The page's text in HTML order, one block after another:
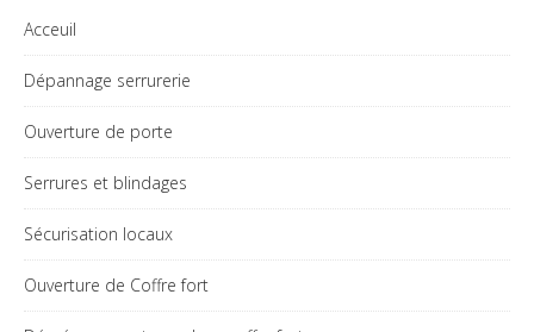
Acceuil
Dépannage serrurerie
Ouverture de porte
Serrures et blindages
Sécurisation locaux
Ouverture de Coffre fort